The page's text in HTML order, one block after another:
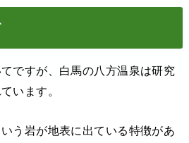
ですが、白馬の八方温泉は研究
います。
う岩が地表に出ている特徴があ